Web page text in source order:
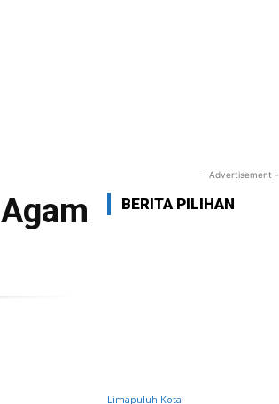
- Advertisement -
BERITA PILIHAN
Limapuluh Kota